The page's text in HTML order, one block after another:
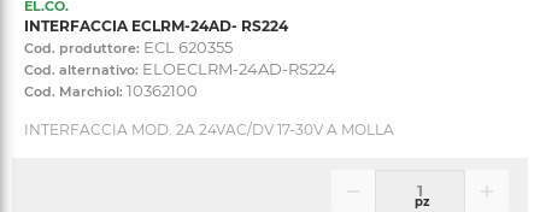
EL.CO.
INTERFACCIA ECLRM-24AD- RS224
Cod. produttore: ECL 620355
Cod. alternativo: ELOECLRM-24AD-RS224
Cod. Marchiol: 10362100
INTERFACCIA MOD. 2A 24VAC/DV 17-30V A MOLLA
pz